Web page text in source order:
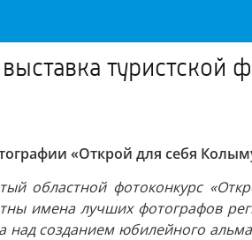
туристской
«Открой для себя
областной фотоконкурс
имена лучших фотографов
созданием юбилейного